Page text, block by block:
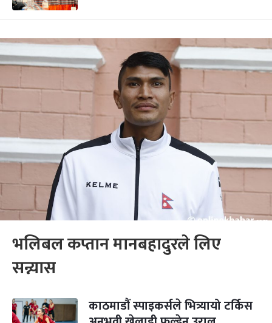
भलिबल कप्तान मानबहादुरले लिए
सन्न्यास
काठमाडौं स्पाइकर्सले भित्र्यायो टर्किस